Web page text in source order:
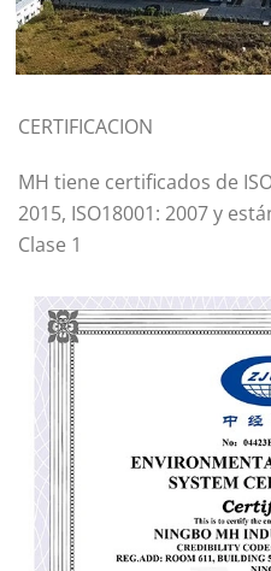
CERTIFICACION
MH tiene certificados de
2015, ISO18001: 2007 y
Clase 1